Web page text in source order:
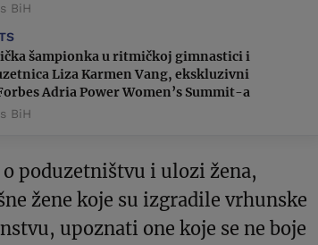
BiH
šampionka u ritmičkoj gimnastici i
Liza Karmen Vang, ekskluzivni
Adria Power Women’s Summit-a
BiH
o poduzetništvu i ulozi žena,
žene koje su izgradile vrhunske
upoznati one koje se ne boje